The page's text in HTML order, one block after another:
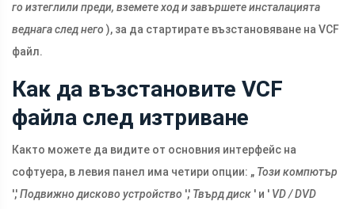
го изтеглили преди, вземете ход и завършете инсталацията
веднага след него ), за да стартирате възстановяване на VCF
файл.
Как да възстановите VCF
файла след изтриване
Както можете да видите от основния интерфейс на
софтуера, в левия панел има четири опции: „ Този компютър
','Подвижно дисково устройство ',' Твърд диск ' и ' VD / DVD